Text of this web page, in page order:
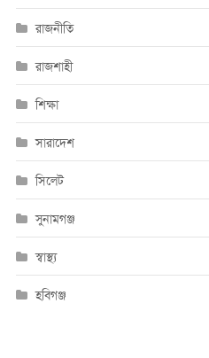
রাজনীতি
রাজশাহী
শিক্ষা
সারাদেশ
সিলেট
সুনামগঞ্জ
স্বাস্থ্য
হবিগঞ্জ